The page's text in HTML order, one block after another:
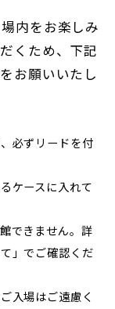
内をお楽しみ
くため、下記
お願いいたし
必ずリードを付
ケースに入れて
できません。詳
」でご確認くだ
入場はご遠慮く